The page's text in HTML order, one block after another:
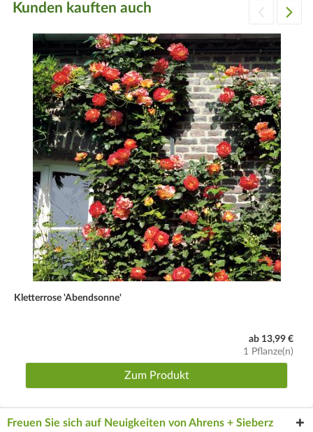
Kunden kauften auch
Kletterrose 'Abendsonne'
ab 13,99 €
1 Pflanze(n)
Zum Produkt
Freuen Sie sich auf Neuigkeiten von Ahrens + Sieberz